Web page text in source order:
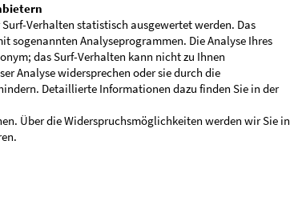
Verhalten statistisch ausgewertet werden. Das
sogenannten Analyseprogrammen. Die Analyse Ihres
das Surf-Verhalten kann nicht zu Ihnen
Analyse widersprechen oder sie durch die
Detaillierte Informationen dazu finden Sie in der
Über die Widerspruchsmöglichkeiten werden wir Sie in